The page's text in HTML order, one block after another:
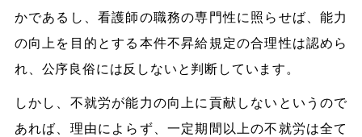
かであるし、看護師の職務の専門性に照らせば、能力
の向上を目的とする本件不昇給規定の合理性は認めら
れ、公序良俗には反しないと判断しています。
しかし、不就労が能力の向上に貢献しないというので
あれば、理由によらず、一定期間以上の不就労は全て